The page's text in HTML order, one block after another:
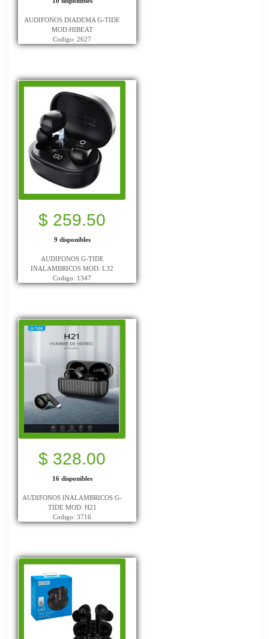
AUDIFONOS DIADEMA G-TIDE
MOD:HIBEAT
Codigo: 2627
$ 259.50
9 disponibles
AUDIFONOS G-TIDE
INALAMBRICOS MOD: L32
Codigo: 1347
$ 328.00
16 disponibles
AUDIFONOS INALAMBRICOS G-
TIDE MOD: H21
Codigo: 3716